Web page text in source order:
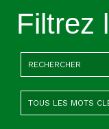
Filtrez